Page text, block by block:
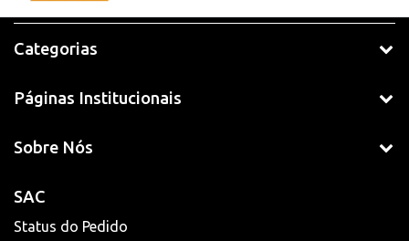
Categorias
Páginas Institucionais
Sobre Nós
SAC
Status do Pedido